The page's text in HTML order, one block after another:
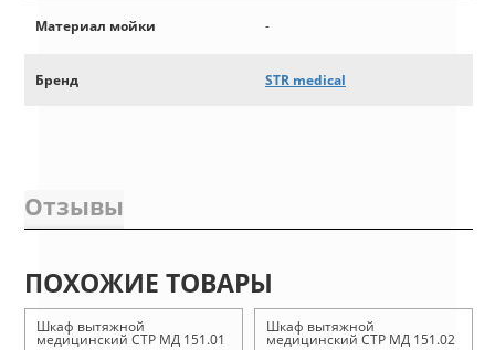
Материал мойки -
Бренд STR medical
Отзывы
ПОХОЖИЕ ТОВАРЫ
Шкаф вытяжной
медицинский СТР МД 151.01
Шкаф вытяжной
медицинский СТР МД 151.02